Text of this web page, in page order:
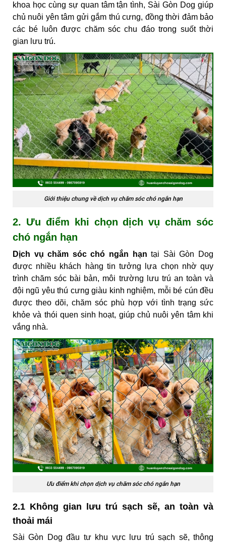
khoa học cùng sự quan tâm tận tình, Sài Gòn Dog giúp
chủ nuôi yên tâm gửi gắm thú cưng, đồng thời đảm bảo
các bé luôn được chăm sóc chu đáo trong suốt thời
gian lưu trú.
Giới thiệu chung về dịch vụ chăm sóc chó ngắn hạn
2. Ưu điểm khi chọn dịch vụ chăm sóc
chó ngắn hạn
Dịch vụ chăm sóc chó ngắn hạn tại Sài Gòn Dog
được nhiều khách hàng tin tưởng lựa chọn nhờ quy
trình chăm sóc bài bản, môi trường lưu trú an toàn và
đội ngũ yêu thú cưng giàu kinh nghiệm, mỗi bé cún đều
được theo dõi, chăm sóc phù hợp với tình trạng sức
khỏe và thói quen sinh hoạt, giúp chủ nuôi yên tâm khi
vắng nhà.
Ưu điểm khi chọn dịch vụ chăm sóc chó ngắn hạn
2.1 Không gian lưu trú sạch sẽ, an toàn và
thoải mái
Sài Gòn Dog đầu tư khu vực lưu trú sạch sẽ, thông